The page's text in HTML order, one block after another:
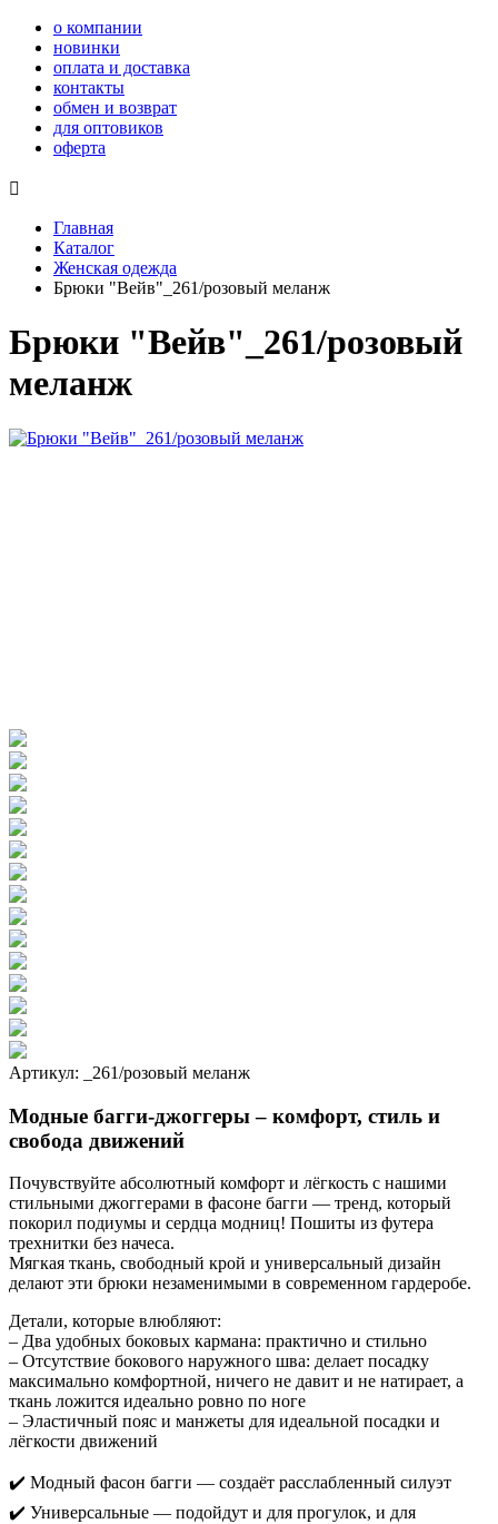
о компании
новинки
оплата и доставка
контакты
обмен и возврат
для оптовиков
оферта

Главная
Каталог
Женская одежда
Брюки "Вейв"_261/розовый меланж
Брюки "Вейв"_261/розовый
меланж
Артикул: _261/розовый меланж
Модные багги-джоггеры – комфорт, стиль и
свобода движений
Почувствуйте абсолютный комфорт и лёгкость с нашими
стильными джоггерами в фасоне багги — тренд, который
покорил подиумы и сердца модниц! Пошиты из футера
трехнитки без начеса.
Мягкая ткань, свободный крой и универсальный дизайн
делают эти брюки незаменимыми в современном гардеробе.
Детали, которые влюбляют:
– Два удобных боковых кармана: практично и стильно
– Отсутствие бокового наружного шва: делает посадку
максимально комфортной, ничего не давит и не натирает, а
ткань ложится идеально ровно по ноге
– Эластичный пояс и манжеты для идеальной посадки и
лёгкости движений
✔️ Модный фасон багги — создаёт расслабленный силуэт
✔️ Универсальные — подойдут и для прогулок, и для